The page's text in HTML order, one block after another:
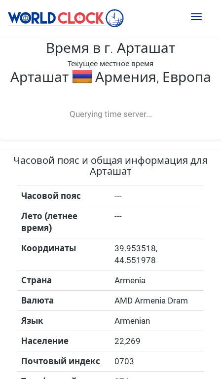
Toggle
Время в г. Арташат
Текущее местное время
Арташат Армения, Европа
Querying time server...
-- ---- ----
Часовой пояс и общая информация для
Арташат
Часовой пояс ---
Лето (летнее
время)
---
Координаты 39.953518,
44.551978
Страна Armenia
Валюта AMD Armenia Dram
Язык Armenian
Население 22,269
Почтовый индекс 0703